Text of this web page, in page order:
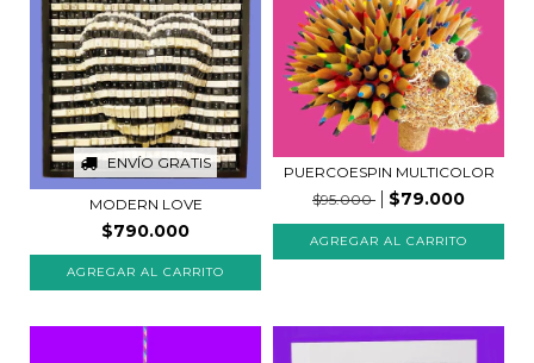
ENVÍO GRATIS
MODERN LOVE
$790.000
PUERCOESPIN MULTICOLOR
$95.000
$79.000
AGREGAR AL CARRITO